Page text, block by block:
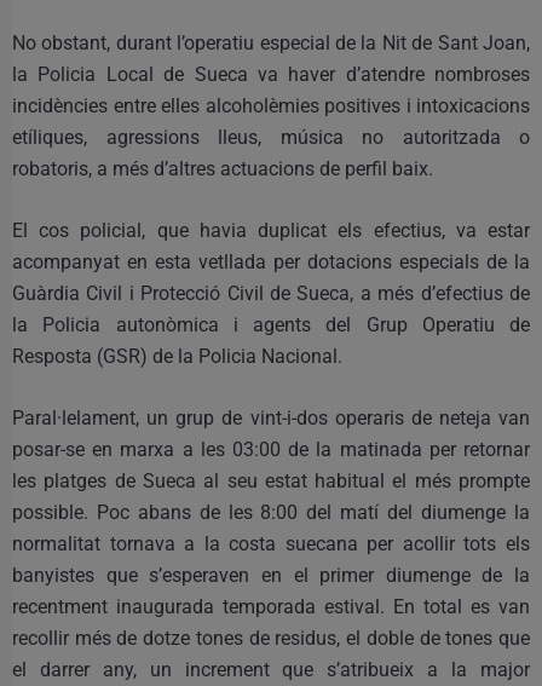
No obstant, durant l’operatiu especial de la Nit de Sant Joan,
la Policia Local de Sueca va haver d’atendre nombroses
incidències entre elles alcoholèmies positives i intoxicacions
etíliques, agressions lleus, música no autoritzada o
robatoris, a més d’altres actuacions de perfil baix.
El cos policial, que havia duplicat els efectius, va estar
acompanyat en esta vetllada per dotacions especials de la
Guàrdia Civil i Protecció Civil de Sueca, a més d’efectius de
la Policia autonòmica i agents del Grup Operatiu de
Resposta (GSR) de la Policia Nacional.
Paral·lelament, un grup de vint-i-dos operaris de neteja van
posar-se en marxa a les 03:00 de la matinada per retornar
les platges de Sueca al seu estat habitual el més prompte
possible. Poc abans de les 8:00 del matí del diumenge la
normalitat tornava a la costa suecana per acollir tots els
banyistes que s’esperaven en el primer diumenge de la
recentment inaugurada temporada estival. En total es van
recollir més de dotze tones de residus, el doble de tones que
el darrer any, un increment que s’atribueix a la major